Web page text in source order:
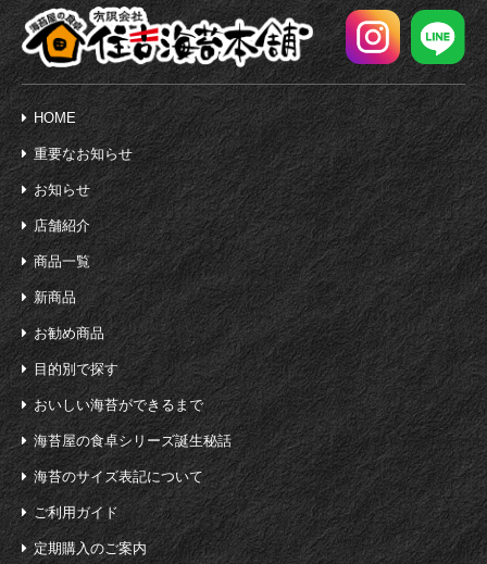
HOME
重要なお知らせ
お知らせ
店舗紹介
商品一覧
新商品
お勧め商品
目的別で探す
おいしい海苔ができるまで
海苔屋の食卓シリーズ誕生秘話
海苔のサイズ表記について
ご利用ガイド
定期購入のご案内